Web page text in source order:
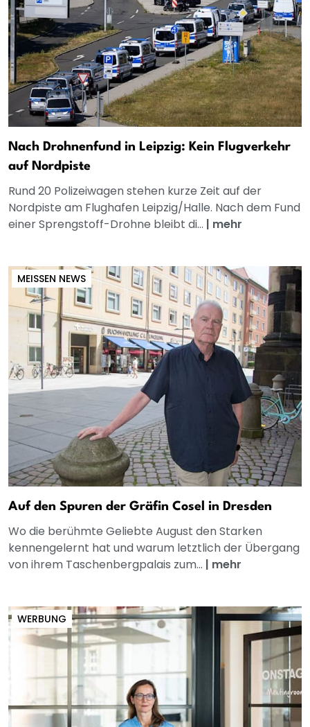
Nach Drohnenfund in Leipzig: Kein Flugverkehr
auf Nordpiste
Rund 20 Polizeiwagen stehen kurze Zeit auf der
Nordpiste am Flughafen Leipzig/Halle. Nach dem Fund
einer Sprengstoff-Drohne bleibt di... | mehr
MEISSEN NEWS
Auf den Spuren der Gräfin Cosel in Dresden
Wo die berühmte Geliebte August den Starken
kennengelernt hat und warum letztlich der Übergang
von ihrem Taschenbergpalais zum... | mehr
WERBUNG